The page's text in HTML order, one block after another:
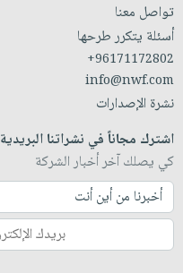
تواصل معنا
أسئلة يتكرر طرحها
+96171172802
info@nwf.com
نشرة الإصدارات
اشترك مجاناً في نشراتنا البريدية
كي يصلك آخر أخبار الشركة